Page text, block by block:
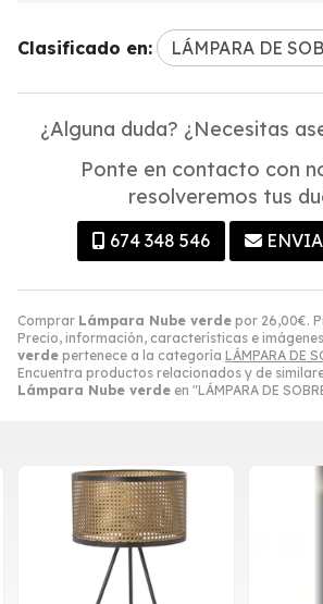
Comprar Lámpara Nube verde por 26,00€.
Precio, información, características e
verde pertenece a la categoría LÁMPARA DE
Encuentra productos relacionados y de
Lámpara Nube verde en "LÁMPARA DE
Clasificado en: LÁMPARA DE
¿Alguna duda? ¿Necesitas
Ponte en contacto con
resolveremos tus
674 348 546